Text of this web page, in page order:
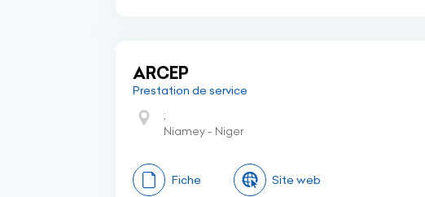
ARCEP
Prestation de service
;
Niamey - Niger
Fiche Site web